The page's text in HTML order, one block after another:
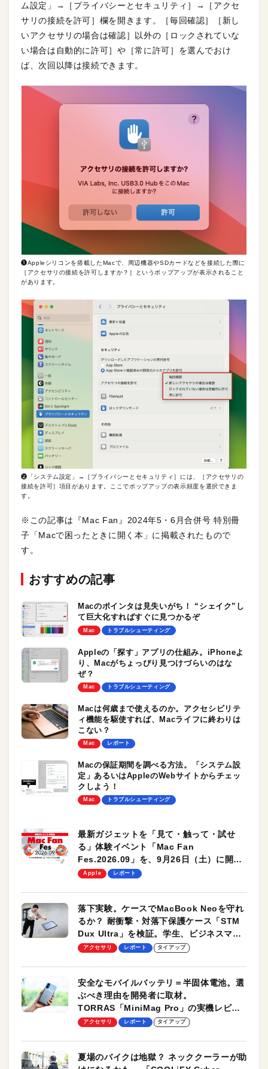
ム設定」→［プライバシーとセキュリティ］→［アクセ
サリの接続を許可］欄を開きます。［毎回確認］［新し
いアクセサリの場合は確認］以外の［ロックされていな
い場合は自動的に許可］や［常に許可］を選んでおけ
ば、次回以降は接続できます。
❶Appleシリコンを搭載したMacで、周辺機器やSDカードなどを接続した際に
［アクセサリの接続を許可しますか？］というポップアップが表示されること
があります。
❷「システム設定」→［プライバシーとセキュリティ］には、［アクセサリの
接続を許可］項目があります。ここでポップアップの表示頻度を選択できま
す。
※この記事は『Mac Fan』2024年5・6月合併号 特別冊
子「Macで困ったときに開く本」に掲載されたもので
す。
おすすめの記事
Macのポインタは見失いがち！ “シェイク”し
て巨大化すればすぐに見つかるぞ
Mac トラブルシューティング
Appleの「探す」アプリの仕組み。iPhoneよ
り、Macがちょっぴり見つけづらいのはな
ぜ？
Mac トラブルシューティング
Macは何歳まで使えるのか。アクセシビリテ
ィ機能を駆使すれば、Macライフに終わりは
こない？
Mac レポート
Macの保証期間を調べる方法。「システム設
定」あるいはAppleのWebサイトからチェッ
クしよう！
Mac トラブルシューティング
最新ガジェットを「見て・触って・試せ
る」体験イベント「Mac Fan
Fes.2026.09」を、9月26日（土）に開催
します！
Apple レポート
落下実験。ケースでMacBook Neoを守れ
るか？ 耐衝撃・対落下保護ケース「STM
Dux Ultra」を検証。学生、ビジネスマン
のモバイルユースに最適！
アクセサリ レポート タイアップ
安全なモバイルバッテリ＝半固体電池。選
ぶべき理由を開発者に取材。
TORRAS「MiniMag Pro」の実機レビュ
ーも
アクセサリ レポート タイアップ
夏場のバイクは地獄？ ネッククーラーが助